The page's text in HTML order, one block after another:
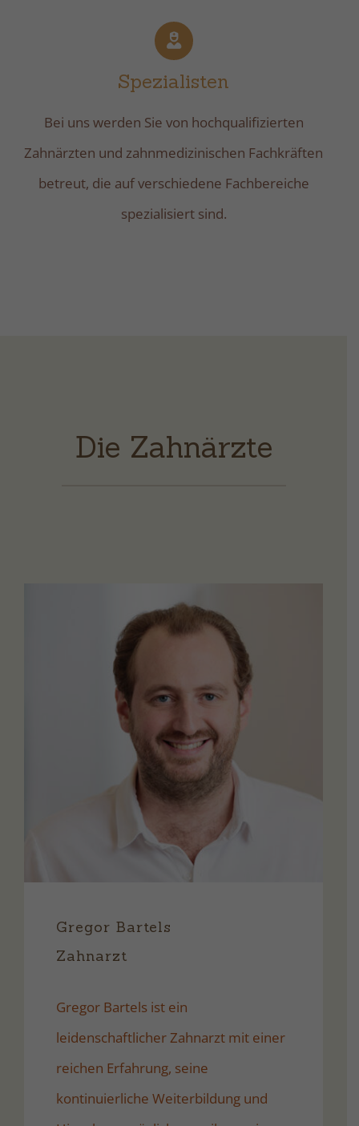
Spezialisten
Bei uns werden Sie von hochqualifizierten
Zahnärzten und zahnmedizinischen Fachkräften
betreut, die auf verschiedene Fachbereiche
spezialisiert sind.
Die Zahnärzte
Gregor Bartels
Zahnarzt
Gregor Bartels ist ein
leidenschaftlicher Zahnarzt mit einer
reichen Erfahrung, seine
kontinuierliche Weiterbildung und